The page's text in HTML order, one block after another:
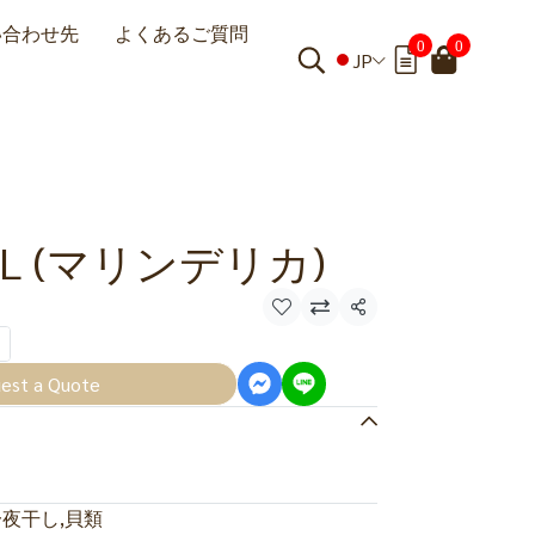
わせ先 よくあるご質問
JP
0 0
(マリンデリカ)
共有
a Quote
干し,貝類